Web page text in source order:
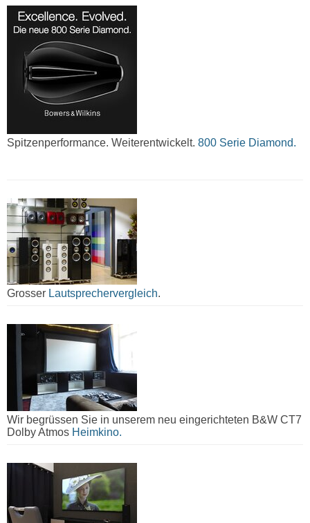
Spitzenperformance. Weiterentwickelt. 800 Serie Diamond.
Grosser Lautsprechervergleich.
Wir begrüssen Sie in unserem neu eingerichteten B&W CT7
Dolby Atmos Heimkino.